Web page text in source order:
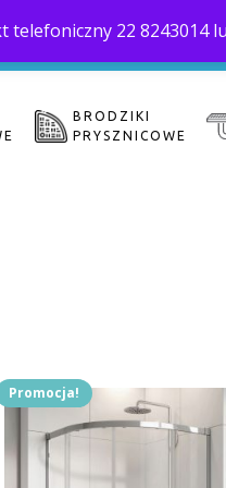
22 8243014
Home O
BRODZIKI
PRYSZNICOWE
Promocja!